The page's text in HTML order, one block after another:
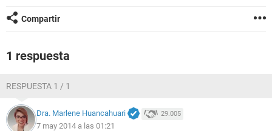
GLOSARIO
Compartir
1 respuesta
RESPUESTA 1 / 1
Dra. Marlene Huancahuari 29.005
7 may 2014 a las 01:21